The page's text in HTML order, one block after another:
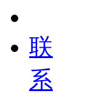
联
系